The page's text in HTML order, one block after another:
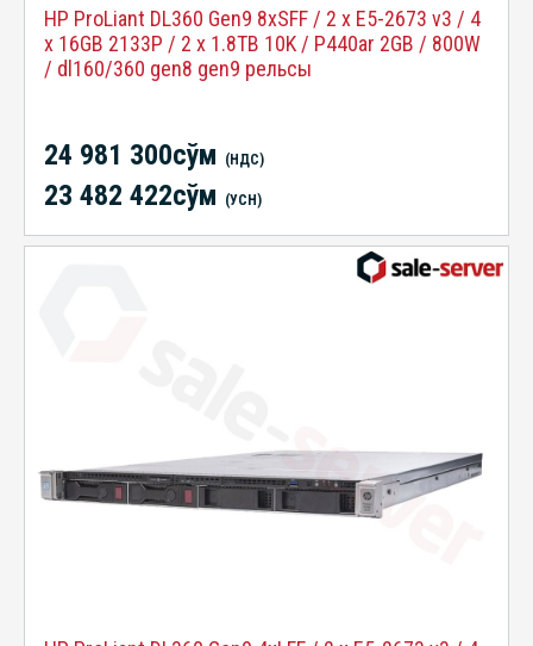
HP ProLiant DL360 Gen9 8xSFF / 2 x E5-2673 v3 / 4
x 16GB 2133P / 2 x 1.8TB 10K / P440ar 2GB / 800W
/ dl160/360 gen8 gen9 рельсы
24 981 300сўм (НДС)
23 482 422сўм (УСН)